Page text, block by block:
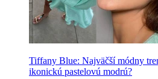
Tiffany Blue: Najväčší módny
ikonickú pastelovú modrú?